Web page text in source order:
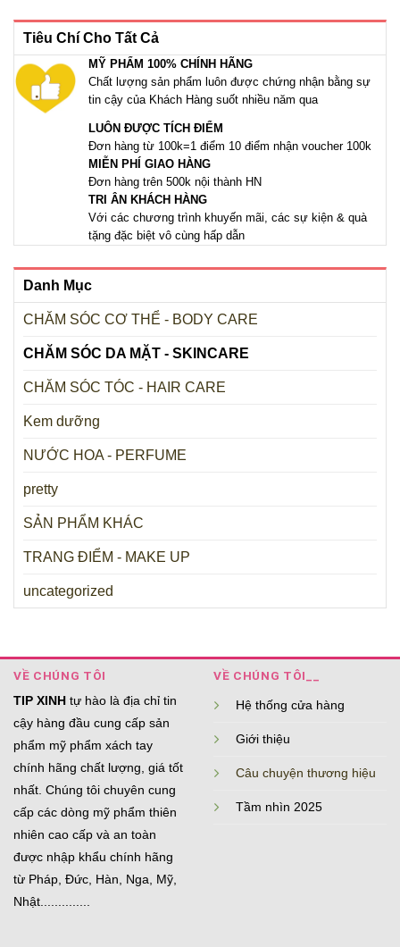
Tiêu Chí Cho Tất Cả
MỸ PHẨM 100% CHÍNH HÃNG
Chất lượng sản phẩm luôn được chứng nhận bằng sự
tin cậy của Khách Hàng suốt nhiều năm qua
LUÔN ĐƯỢC TÍCH ĐIỂM
Đơn hàng từ 100k=1 điểm 10 điểm nhận voucher 100k
MIỄN PHÍ GIAO HÀNG
Đơn hàng trên 500k nội thành HN
TRI ÂN KHÁCH HÀNG
Với các chương trình khuyến mãi, các sự kiện & quà
tặng đặc biệt vô cùng hấp dẫn
Danh Mục
CHĂM SÓC CƠ THỂ - BODY CARE
CHĂM SÓC DA MẶT - SKINCARE
CHĂM SÓC TÓC - HAIR CARE
Kem dưỡng
NƯỚC HOA - PERFUME
pretty
SẢN PHẨM KHÁC
TRANG ĐIỂM - MAKE UP
uncategorized
VỀ CHÚNG TÔI
TIP XINH tự hào là địa chỉ tin
cậy hàng đầu cung cấp sản
phẩm mỹ phẩm xách tay
chính hãng chất lượng, giá tốt
nhất. Chúng tôi chuyên cung
cấp các dòng mỹ phẩm thiên
nhiên cao cấp và an toàn
được nhập khẩu chính hãng
từ Pháp, Đức, Hàn, Nga, Mỹ,
Nhật..............
VỀ CHÚNG TÔI__
Hệ thống cửa hàng
Giới thiệu
Câu chuyện thương hiệu
Tầm nhìn 2025